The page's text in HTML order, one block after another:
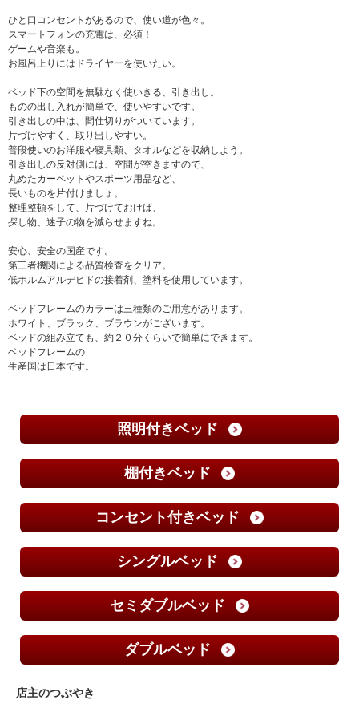
ひと口コンセントがあるので、使い道が色々。
スマートフォンの充電は、必須！
ゲームや音楽も。
お風呂上りにはドライヤーを使いたい。
ベッド下の空間を無駄なく使いきる、引き出し。
ものの出し入れが簡単で、使いやすいです。
引き出しの中は、間仕切りがついています。
片づけやすく、取り出しやすい。
普段使いのお洋服や寝具類、タオルなどを収納しよう。
引き出しの反対側には、空間が空きますので、
丸めたカーペットやスポーツ用品など、
長いものを片付けましょ。
整理整頓をして、片づけておけば、
探し物、迷子の物を減らせますね。
安心、安全の国産です。
第三者機関による品質検査をクリア。
低ホルムアルデヒドの接着剤、塗料を使用しています。
ベッドフレームのカラーは三種類のご用意があります。
ホワイト、ブラック、ブラウンがございます。
ベッドの組み立ても、約２０分くらいで簡単にできます。
ベッドフレームの
生産国は日本です。
照明付きベッド
棚付きベッド
コンセント付きベッド
シングルベッド
セミダブルベッド
ダブルベッド
店主のつぶやき